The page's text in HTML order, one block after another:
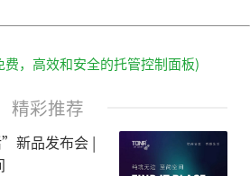
费，高效和安全的托管控制面板)
精彩推荐
新品发布会 |